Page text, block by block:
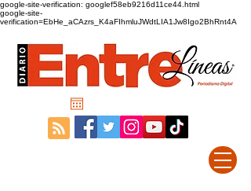
google-site-verification: googlef58eb9216d11ce44.html
google-site-
verification=EbHe_aCAzrs_K4aFIhmluJWdtLIA1Jw8Igo2BhRnt4A